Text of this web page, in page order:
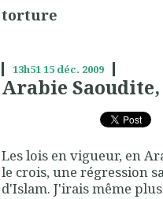
torture
13h5115 déc. 2009
Arabie
Les lois en vigueur, en
le crois, une régression
d'Islam. J'irais même